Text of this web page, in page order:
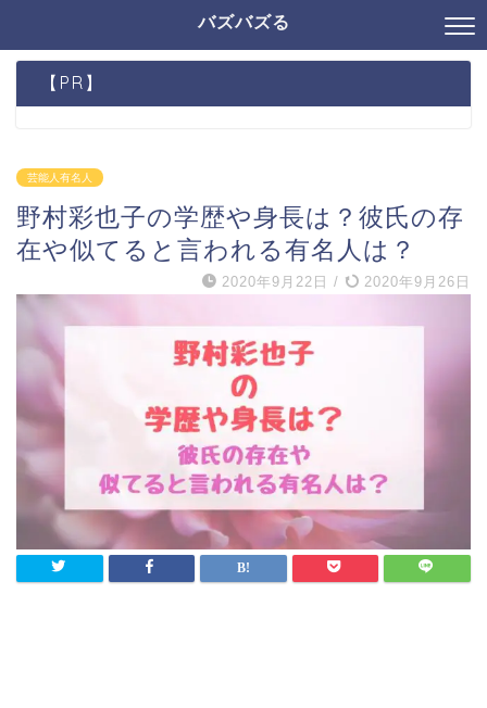
バズバズる
【PR】
芸能人有名人
野村彩也子の学歴や身長は？彼氏の存
在や似てると言われる有名人は？
2020年9月22日 / 2020年9月26日